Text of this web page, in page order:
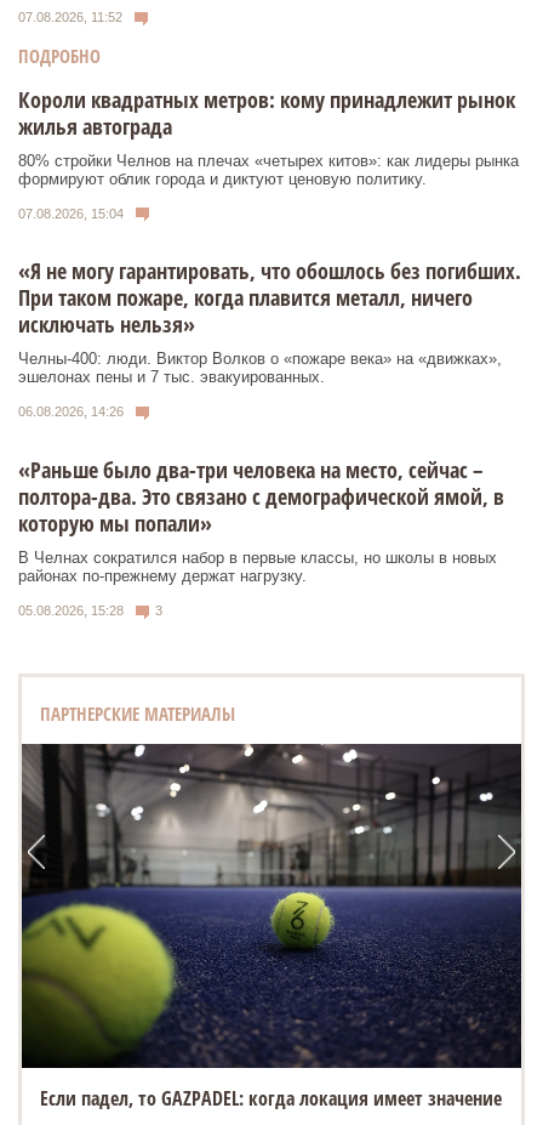
07.08.2026, 11:52
ПОДРОБНО
Короли квадратных метров: кому принадлежит рынок
жилья автограда
80% стройки Челнов на плечах «четырех китов»: как лидеры рынка
формируют облик города и диктуют ценовую политику.
07.08.2026, 15:04
«Я не могу гарантировать, что обошлось без погибших.
При таком пожаре, когда плавится металл, ничего
исключать нельзя»
Челны-400: люди. Виктор Волков о «пожаре века» на «движках»,
эшелонах пены и 7 тыс. эвакуированных.
06.08.2026, 14:26
«Раньше было два-три человека на место, сейчас –
полтора-два. Это связано с демографической ямой, в
которую мы попали»
В Челнах сократился набор в первые классы, но школы в новых
районах по-прежнему держат нагрузку.
05.08.2026, 15:28 3
ПАРТНЕРСКИЕ МАТЕРИАЛЫ
Если падел, то GAZPADEL: когда локация имеет значение
«Белый город» открывает новую площадку на Спасской